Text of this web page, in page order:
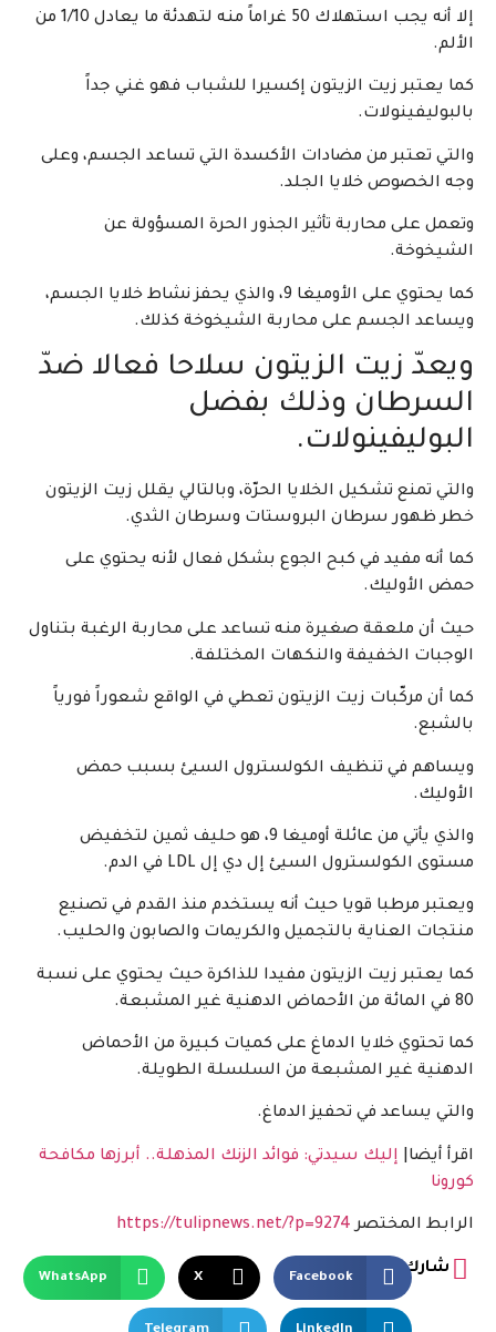
إلا أنه يجب استهلاك 50 غراماً منه لتهدئة ما يعادل 1/10 من
الألم.
كما يعتبر زيت الزيتون إكسيرا للشباب فهو غني جداً
بالبوليفينولات.
والتي تعتبر من مضادات الأكسدة التي تساعد الجسم، وعلى
وجه الخصوص خلايا الجلد.
وتعمل على محاربة تأثير الجذور الحرة المسؤولة عن
الشيخوخة.
كما يحتوي على الأوميغا 9، والذي يحفز نشاط خلايا الجسم،
ويساعد الجسم على محاربة الشيخوخة كذلك.
ويعدّ زيت الزيتون سلاحا فعالا ضدّ
السرطان وذلك بفضل
البوليفينولات.
والتي تمنع تشكيل الخلايا الحرّة، وبالتالي يقلل زيت الزيتون
خطر ظهور سرطان البروستات وسرطان الثدي.
كما أنه مفيد في كبح الجوع بشكل فعال لأنه يحتوي على
حمض الأوليك.
حيث أن ملعقة صغيرة منه تساعد على محاربة الرغبة بتناول
الوجبات الخفيفة والنكهات المختلفة.
كما أن مركّبات زيت الزيتون تعطي في الواقع شعوراً فورياً
بالشبع.
ويساهم في تنظيف الكولسترول السيئ بسبب حمض
الأوليك.
والذي يأتي من عائلة أوميغا 9، هو حليف ثمين لتخفيض
مستوى الكولسترول السيئ إل دي إل LDL في الدم.
ويعتبر مرطبا قويا حيث أنه يستخدم منذ القدم في تصنيع
منتجات العناية بالتجميل والكريمات والصابون والحليب.
كما يعتبر زيت الزيتون مفيدا للذاكرة حيث يحتوي على نسبة
80 في المائة من الأحماض الدهنية غير المشبعة.
كما تحتوي خلايا الدماغ على كميات كبيرة من الأحماض
الدهنية غير المشبعة من السلسلة الطويلة.
والتي يساعد في تحفيز الدماغ.
اقرأ أيضا| إليك سيدتي: فوائد الزنك المذهلة.. أبرزها مكافحة
كورونا
الرابط المختصرhttps://tulipnews.net/?p=9274
شارك
Facebook
X
WhatsApp